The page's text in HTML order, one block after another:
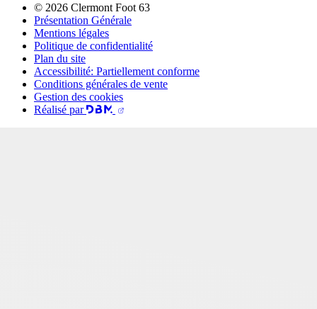
© 2026 Clermont Foot 63
Présentation Générale
Mentions légales
Politique de confidentialité
Plan du site
Accessibilité: Partiellement conforme
Conditions générales de vente
Gestion des cookies
Réalisé par